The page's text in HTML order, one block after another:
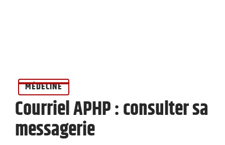
MÉDECINE
Courriel APHP : consulter sa
messagerie